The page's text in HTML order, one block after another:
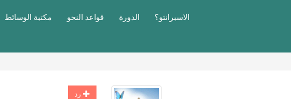
الاسبرانتو؟ الدورة قواعد النحو مكتبة الوسائط
رد